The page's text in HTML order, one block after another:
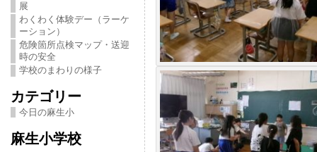
展
わくわく体験デー（ラーケ
ーション）
危険箇所点検マップ・送迎
時の安全
学校のまわりの様子
カテゴリー
今日の麻生小
麻生小学校